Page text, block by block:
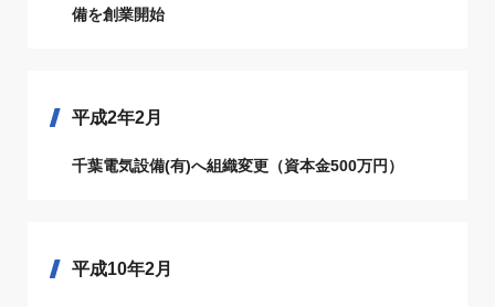
備を創業開始
平成2年2月
千葉電気設備(有)へ組織変更（資本金500万円）
平成10年2月